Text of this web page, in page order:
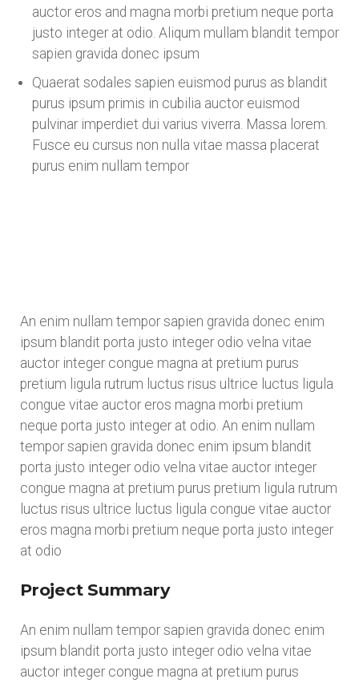
auctor eros and magna morbi pretium neque porta
justo integer at odio. Aliqum mullam blandit tempor
sapien gravida donec ipsum
Quaerat sodales sapien euismod purus as blandit
purus ipsum primis in cubilia auctor euismod
pulvinar imperdiet dui varius viverra. Massa lorem.
Fusce eu cursus non nulla vitae massa placerat
purus enim nullam tempor
An enim nullam tempor sapien gravida donec enim
ipsum blandit porta justo integer odio velna vitae
auctor integer congue magna at pretium purus
pretium ligula rutrum luctus risus ultrice luctus ligula
congue vitae auctor eros magna morbi pretium
neque porta justo integer at odio. An enim nullam
tempor sapien gravida donec enim ipsum blandit
porta justo integer odio velna vitae auctor integer
congue magna at pretium purus pretium ligula rutrum
luctus risus ultrice luctus ligula congue vitae auctor
eros magna morbi pretium neque porta justo integer
at odio
Project Summary
An enim nullam tempor sapien gravida donec enim
ipsum blandit porta justo integer odio velna vitae
auctor integer congue magna at pretium purus